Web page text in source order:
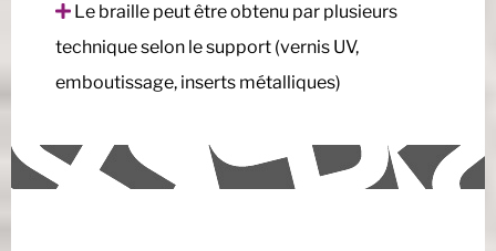
Le braille peut être obtenu par plusieurs
technique selon le support (vernis UV,
emboutissage, inserts métalliques)